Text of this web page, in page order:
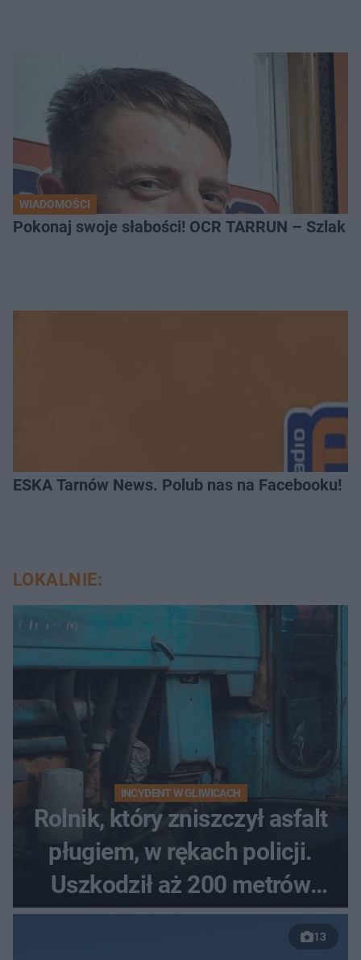
WIADOMOŚCI
Pokonaj swoje słabości! OCR TARRUN – Szlak
ESKA Tarnów News. Polub nas na Facebooku!
LOKALNIE:
INCYDENT W GLIWICACH
Rolnik, który zniszczył asfalt
pługiem, w rękach policji.
Uszkodził aż 200 metrów
nowej drogi
13